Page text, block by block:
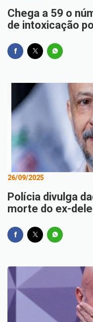
Chega a 59 o
de intoxicação
26/09/2025
Polícia divulga
morte do ex-